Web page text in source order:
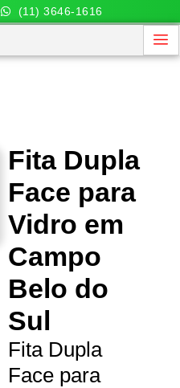
(11) 3646-1616
Fita Dupla
Face para
Vidro em
Campo
Belo do
Sul
Fita Dupla
Face para